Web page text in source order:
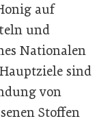
auf
und
Nationalen
sind
von
Stoffen